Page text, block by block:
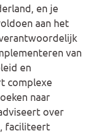
en je
aan het
van
en
complexe
naar
over
faciliteert